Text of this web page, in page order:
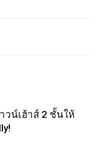
วน์เฮ้าส์ 2 ชั้นให้